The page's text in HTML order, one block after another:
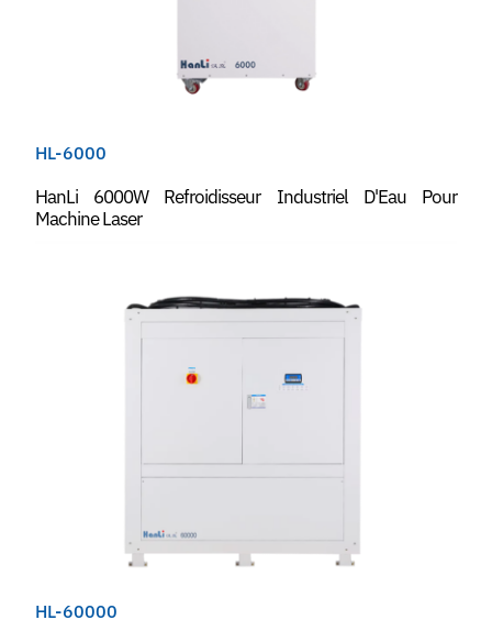
HL-6000
HanLi 6000W Refroidisseur Industriel D'Eau Pour
Machine Laser
HL-60000